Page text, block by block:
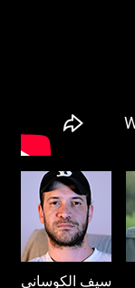
سيف الكوساني